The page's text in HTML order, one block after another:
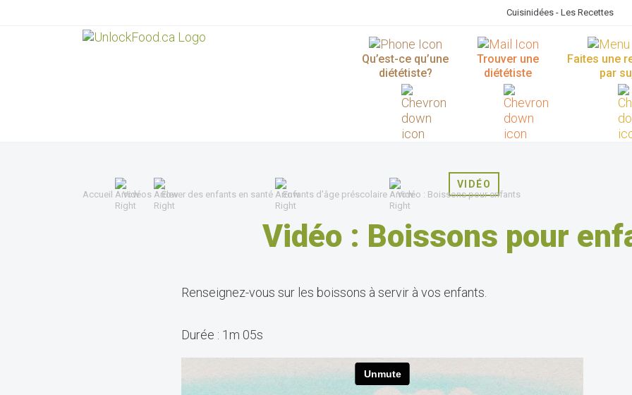
Cuisinidées - Les Recettes
Qu’est-ce qu’une
diététiste?
Trouver une
diététiste
Faites une
par
Accueil Vidéos Élever des enfants en santé Enfants d'âge préscolaire Vidéo : Boissons pour enfants
VIDÉO
Vidéo : Boissons pour
Renseignez-vous sur les boissons à servir à vos enfants.
Durée : 1m 05s